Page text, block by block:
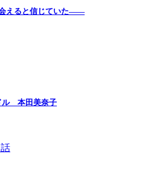
えると信じていた——
ル 本田美奈子